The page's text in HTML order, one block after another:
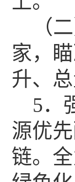
（
家，
升、
5．
源优
链。